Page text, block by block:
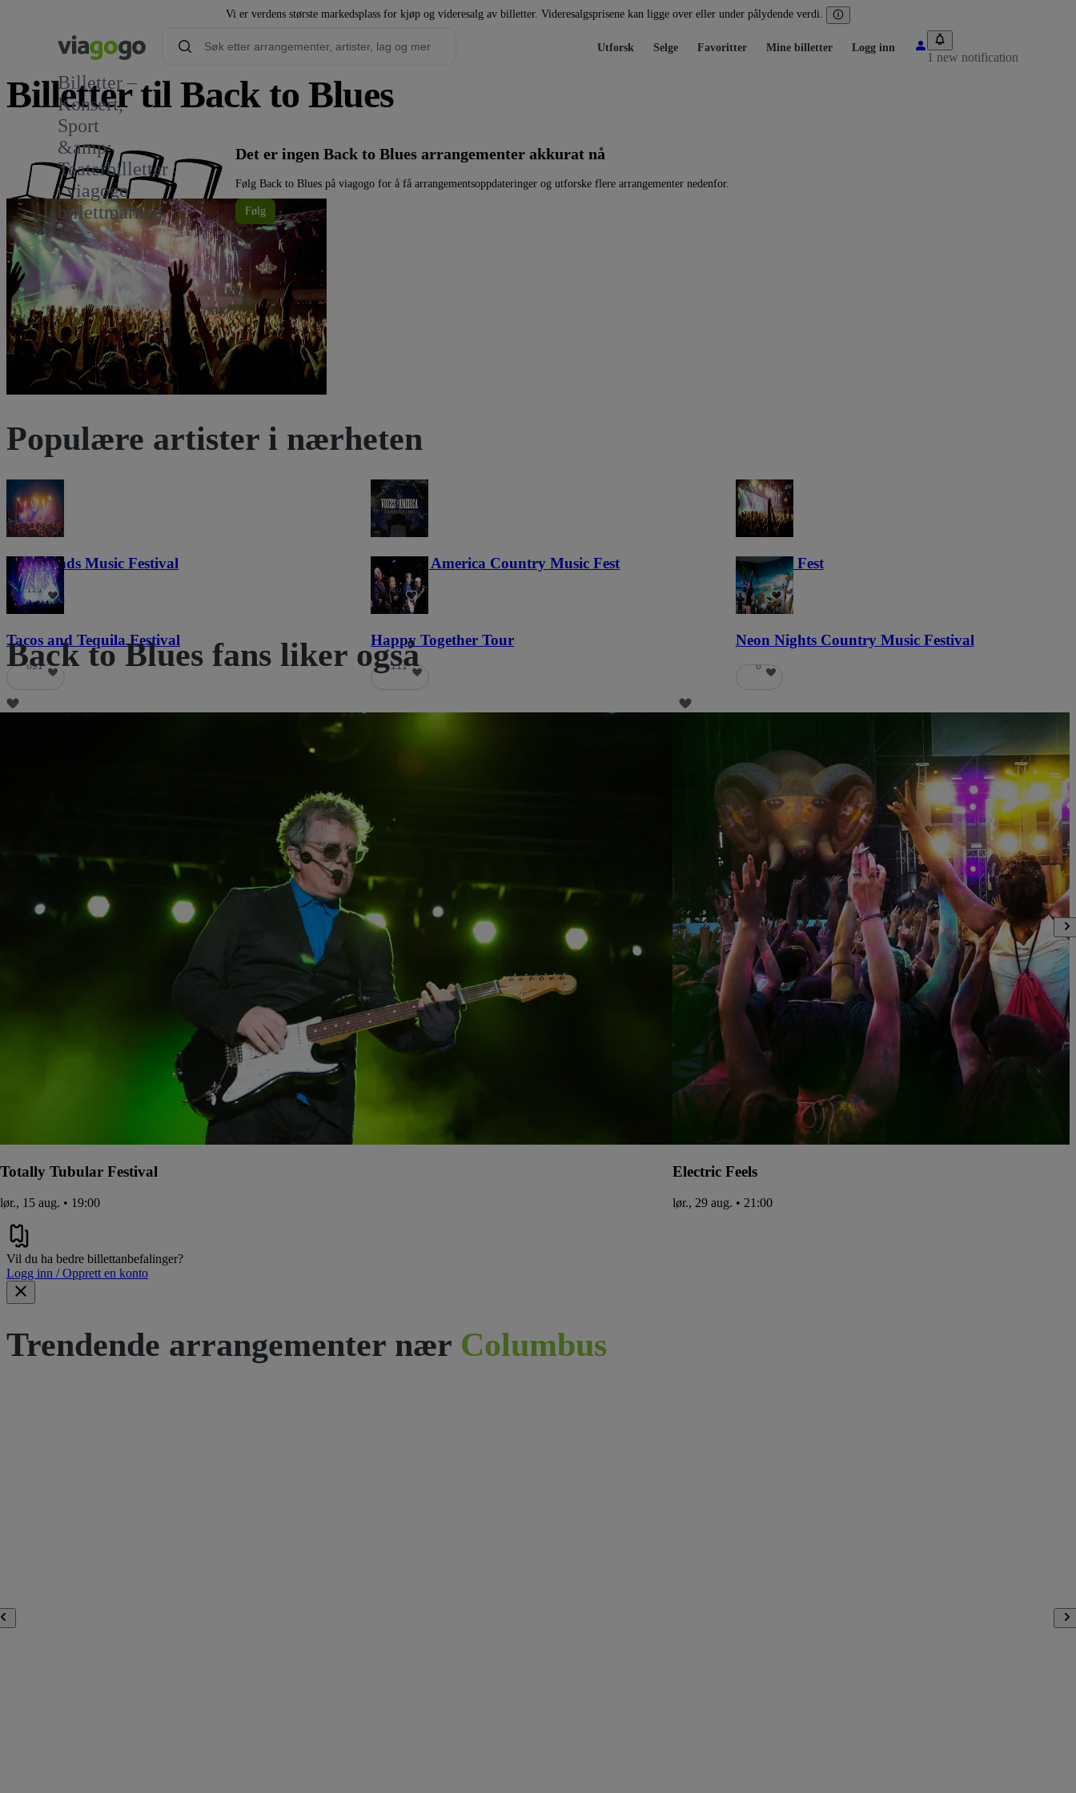
Vi er verdens største markedsplass for kjøp og videresalg av billetter. Videresalgsprisene kan ligge over eller under pålydende verdi.
Billetter –
Konsert,
Sport
&amp;
Teaterbilletter
| viagogo
billettmarked
Utforsk Selge Favoritter Mine billetter Logg inn
1 new notification
Billetter til Back to Blues
Det er ingen Back to Blues arrangementer akkurat nå
Følg Back to Blues på viagogo for å få arrangementsoppdateringer og utforske flere arrangementer nedenfor.
Følg
Populære artister i nærheten
Lost Lands Music Festival
121
Voices of America Country Music Fest
36
Haunted Fest
59
Tacos and Tequila Festival
691
Happy Together Tour
111
Neon Nights Country Music Festival
6
Back to Blues fans liker også
Totally Tubular Festival
lør., 15 aug. • 19:00
Electric Feels
lør., 29 aug. • 21:00
Vil du ha bedre billettanbefalinger?
Logg inn / Opprett en konto
Trendende arrangementer nær Columbus